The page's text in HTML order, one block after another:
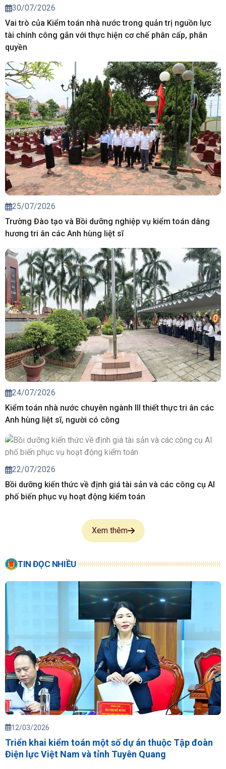
30/07/2026
Vai trò của Kiểm toán nhà nước trong quản trị nguồn lực
tài chính công gắn với thực hiện cơ chế phân cấp, phân
quyền
25/07/2026
Trường Đào tạo và Bồi dưỡng nghiệp vụ kiểm toán dâng
hương tri ân các Anh hùng liệt sĩ
24/07/2026
Kiểm toán nhà nước chuyên ngành III thiết thực tri ân các
Anh hùng liệt sĩ, người có công
22/07/2026
Bồi dưỡng kiến thức về định giá tài sản và các công cụ AI
phố biến phục vụ hoạt động kiểm toán
Xem thêm
TIN ĐỌC NHIỀU
12/03/2026
Triển khai kiểm toán một số dự án thuộc Tập đoàn
Điện lực Việt Nam và tỉnh Tuyên Quang